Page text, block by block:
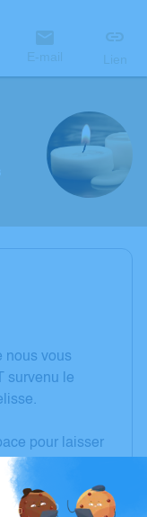
E-mail Lien
nous vous
survenu le
pour laisser
souvenirs,
à travers des
un lieu